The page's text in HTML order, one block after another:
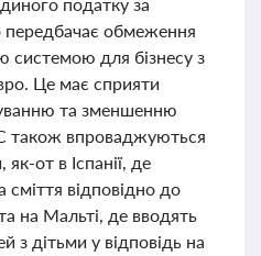
обмеження
системою для бізнесу з
Це має сприяти
та зменшенню
також впроваджуються
от в Іспанії, де
відповідно до
на Мальті, де вводять
з дітьми у відповідь на